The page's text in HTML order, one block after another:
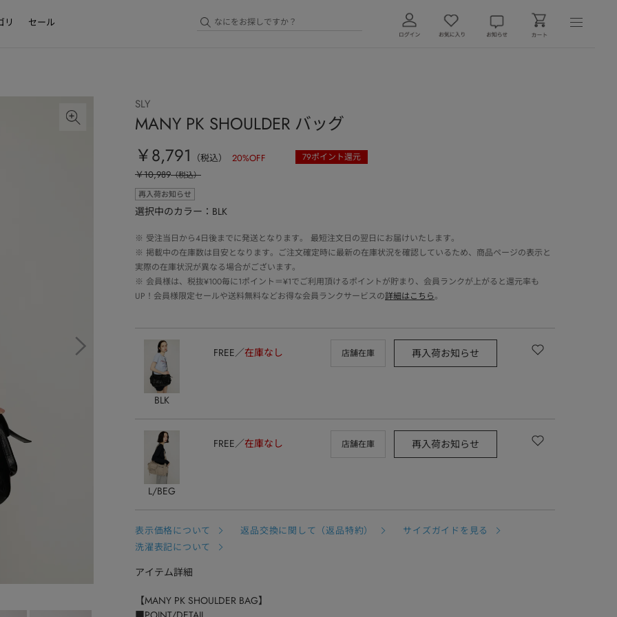
リ セール
SLY
MANY PK SHOULDER バッグ
￥8,791
（税込） 20%OFF 79ポイント還元
￥10,989（税込）
再入荷お知らせ
選択中のカラー：BLK
※ 受注当日から4日後までに発送となります。 最短注文日の翌日にお届けいたします。
※ 掲載中の在庫数は目安となります。ご注文確定時に最新の在庫状況を確認しているため、商品ページの表示と
実際の在庫状況が異なる場合がございます。
※ 会員様は、税抜¥100毎に1ポイント＝¥1でご利用頂けるポイントが貯まり、会員ランクが上がると還元率も
UP！会員様限定セールや送料無料などお得な会員ランクサービスの詳細はこちら。
BLK
FREE 在庫なし 店舗在庫 再入荷お知らせ
L/BEG
FREE 在庫なし 店舗在庫 再入荷お知らせ
表示価格について 返品交換に関して（返品特約）
サイズガイドを見る
洗濯表記について
アイテム詳細
【MANY PK SHOULDER BAG】